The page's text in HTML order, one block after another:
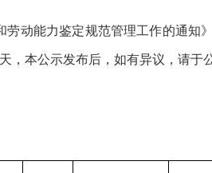
劳动能力鉴定规范管理工作的通知
，本公示发布后，如有异议，请于